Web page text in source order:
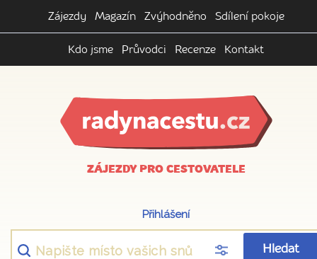
Zájezdy Magazín Zvýhodněno Sdílení pokoje
Kdo jsme Průvodci Recenze Kontakt
ZÁJEZDY PRO CESTOVATELE
Přihlášení
Hledat